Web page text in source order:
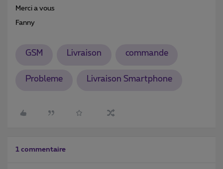
Merci a vous
Fanny
GSM Livraison commande
Probleme Livraison Smartphone
1 commentaire